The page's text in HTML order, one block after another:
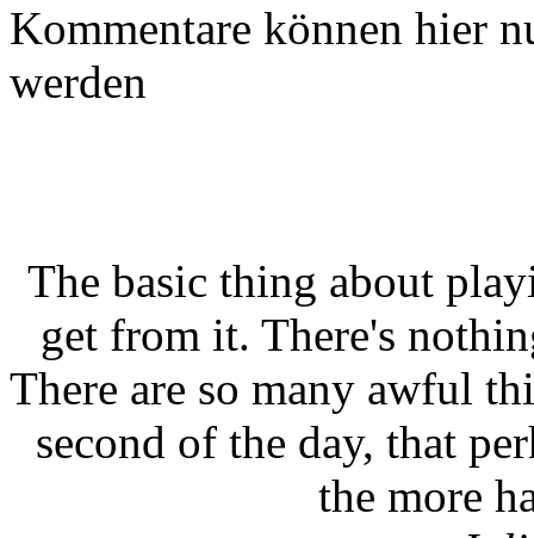
Kommentare können hier
werden
The basic thing about
get from it. There's
There are so many awful
second of the day, that
the more